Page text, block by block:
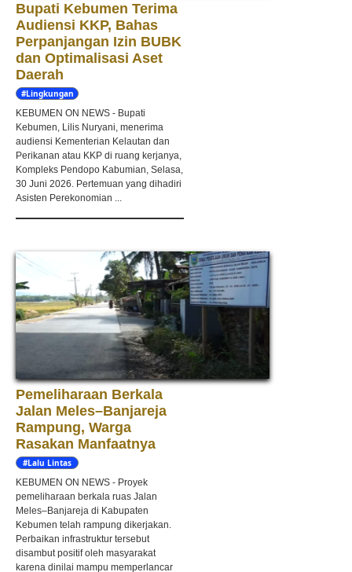
Bupati Kebumen Terima
Audiensi KKP, Bahas
Perpanjangan Izin BUBK
dan Optimalisasi Aset
Daerah
#Lingkungan
KEBUMEN ON NEWS - Bupati
Kebumen, Lilis Nuryani, menerima
audiensi Kementerian Kelautan dan
Perikanan atau KKP di ruang kerjanya,
Kompleks Pendopo Kabumian, Selasa,
30 Juni 2026. Pertemuan yang dihadiri
Asisten Perekonomian ...
Pemeliharaan Berkala
Jalan Meles–Banjareja
Rampung, Warga
Rasakan Manfaatnya
#Lalu Lintas
KEBUMEN ON NEWS - Proyek
pemeliharaan berkala ruas Jalan
Meles–Banjareja di Kabupaten
Kebumen telah rampung dikerjakan.
Perbaikan infrastruktur tersebut
disambut positif oleh masyarakat
karena dinilai mampu memperlancar